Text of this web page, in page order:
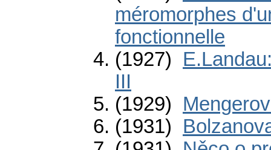
méromorphes
fonctionnelle
(1927)
III
(1929)
(1931)